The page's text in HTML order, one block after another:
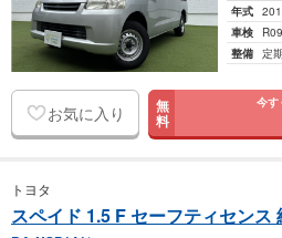
年式
車検
整備 定
お気に入り 無
料
今す
トヨタ
スペイド 1.5 F セーフティセンス